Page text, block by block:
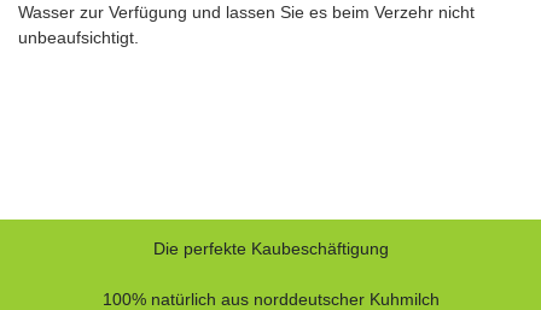
Wasser zur Verfügung und lassen Sie es beim Verzehr nicht
unbeaufsichtigt.
Die perfekte Kaubeschäftigung
100% natürlich aus norddeutscher Kuhmilch